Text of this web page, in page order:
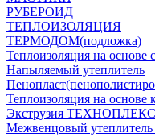
РУБЕРОИД
ТЕПЛОИЗОЛЯЦИЯ
ТЕРМОДОМ(подложка)
Теплоизоляция на основе
Напыляемый утеплитель
Теплоизоляция на основе
Экструзия ТЕХНОПЛЕКС
Межвенцовый утеплитель